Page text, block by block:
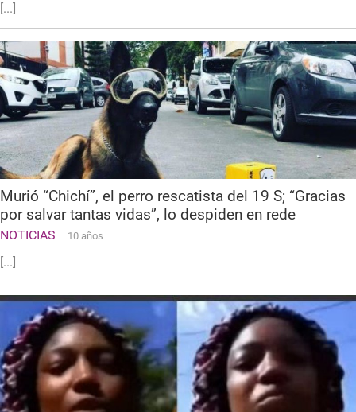
[...]
Murió “Chichí”, el perro rescatista del 19 S; “Gracias
por salvar tantas vidas”, lo despiden en rede
NOTICIAS 10 años
[...]